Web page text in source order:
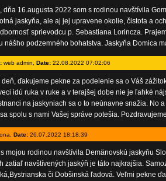
dňa 16.augusta 2022 som s rodinou navštívila
jaskyňa, ale aj jej upravene okolie, čistota a
sprievodcu p. Sebastiana Lorincza.
nášho podzemného bohatstva. Jaskyňa Domica
web admin, Date:22.08.2022 07:02:06
deň, ďakujeme pekne za podelenie sa o Váš
idú ruka v ruke a v terajšej dobe nie je ľahké
na jaskyniach sa o to neúnavne snažia. No
spolu s nami Vašej správe potešia.
Date:26.07.2022 18:18:39
s mojou rodinou navštívila Demänovskú jaskyňu
zatiaľ navštívených jaskýň je táto najkrajšia.
či Dobšinská ľadová. Veľmi pekne